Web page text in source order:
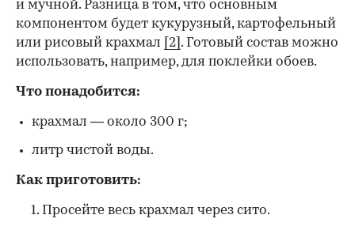
и мучной. Разница в том, что основным
компонентом будет кукурузный, картофельный
или рисовый крахмал
[2] . Готовый состав можно
использовать, например, для поклейки обоев.
Что понадобится:
крахмал — около 300 г;
литр чистой воды.
Как приготовить:
Просейте весь крахмал через сито.